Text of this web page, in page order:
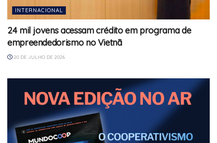
INTERNACIONAL
24 mil jovens acessam crédito em programa de
empreendedorismo no Vietnã
20 DE JULHO DE 2026